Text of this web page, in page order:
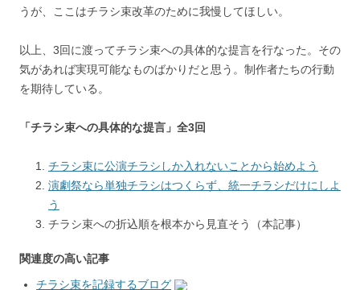
うが、ここはチラシ束改革のために我慢してほしい。
以上、3回に渡ってチラシ束への具体的な提言を行なった。その
気があれば実現可能なものばかりだと思う。制作者たちの行動
を期待している。
「チラシ束への具体的な提言」全3回
チラシ束に公演チラシしか入れないことから始めよう
演劇祭なら単独チラシはつくらず、統一チラシだけにしよ
う
チラシ束への折込順を根本から見直そう（本記事）
関連度の高い記事
チラシ束を記録するブログ